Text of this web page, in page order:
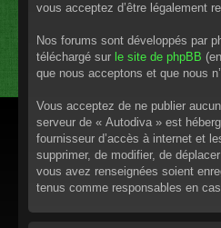
vous acceptez d’être légalement
Nos forums sont développés par
téléchargé sur le site de phpBB
que nous acceptons et que nous
Vous acceptez de ne publier
serveur de « Autodiva » est
fournisseur d’accès à internet et
supprimer, de modifier, de
vous avez renseignées soient
tenus comme responsables en